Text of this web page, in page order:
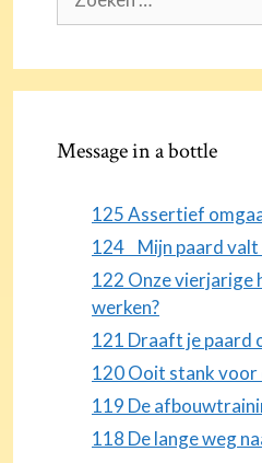
naar:
Message in a bottle
125 Assertief
124 Mijn paard valt
122 Onze vierjarige
werken?
121 Draaft je paard
120 Ooit stank voor
119 De
118 De lange weg